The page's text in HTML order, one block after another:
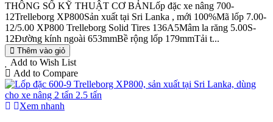
THÔNG SỐ KỸ THUẬT CƠ BẢNLốp đặc xe nâng 700-
12Trelleborg XP800Sản xuất tại Sri Lanka , mới 100%Mã lốp 7.00-
12/5.00 XP800 Trelleborg Solid Tires 136A5Mâm la răng 5.00S-
12Đường kính ngoài 653mmBề rộng lốp 179mmTải t...
Thêm vào giỏ
Add to Wish List
Add to Compare
Xem nhanh